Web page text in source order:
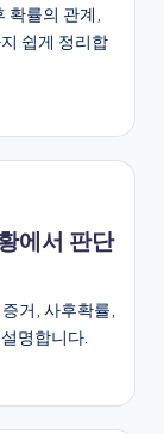
확률의 관계,
쉽게 정리합
에서 판단
거, 사후확률,
명합니다.